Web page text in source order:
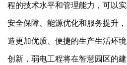
程的技术水平和管理能力，可以
安全保障、能源优化和服务提升
造更加优质、便捷的生产生活环
创新，弱电工程将在智慧园区的